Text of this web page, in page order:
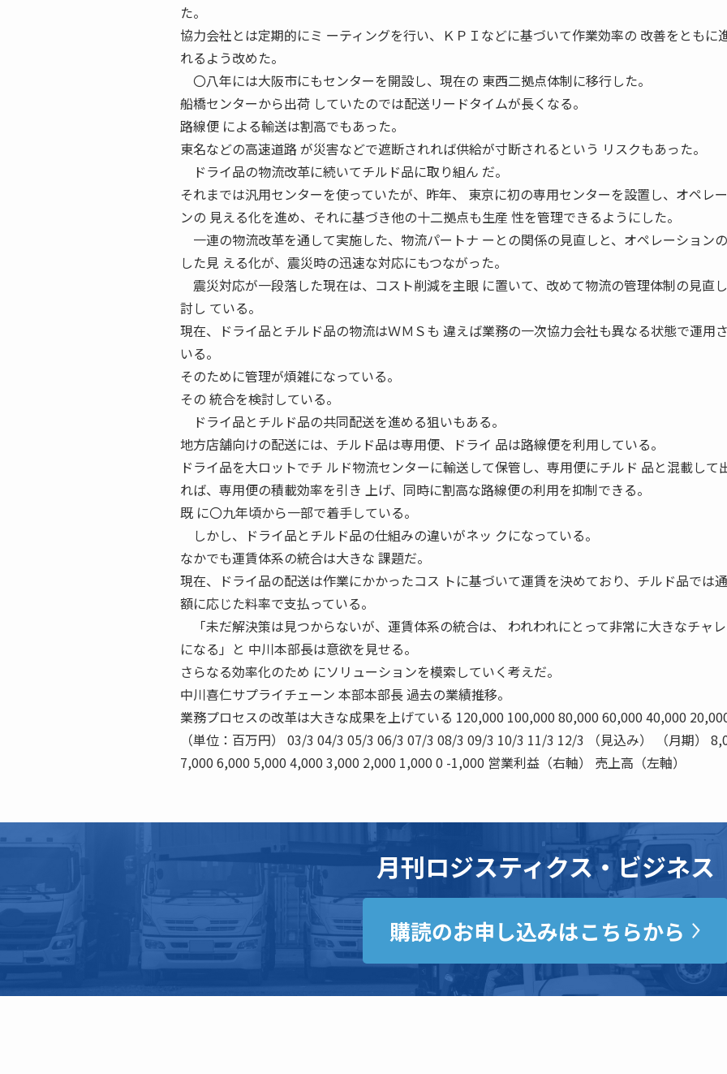
た。
協力会社とは定期的にミ ーティングを行い、ＫＰＩなどに基づいて作業効率の 改善をともに
れるよう改めた。
〇八年には大阪市にもセンターを開設し、現在の 東西二拠点体制に移行した。
船橋センターから出荷 していたのでは配送リードタイムが長くなる。
路線便 による輸送は割高でもあった。
東名などの高速道路 が災害などで遮断されれば供給が寸断されるという リスクもあった。
ドライ品の物流改革に続いてチルド品に取り組ん だ。
それまでは汎用センターを使っていたが、昨年、 東京に初の専用センターを設置し、オペレ
ンの 見える化を進め、それに基づき他の十二拠点も生産 性を管理できるようにした。
一連の物流改革を通して実施した、物流パートナ ーとの関係の見直しと、オペレーション
した見 える化が、震災時の迅速な対応にもつながった。
震災対応が一段落した現在は、コスト削減を主眼 に置いて、改めて物流の管理体制の見直
討し ている。
現在、ドライ品とチルド品の物流はＷＭＳも 違えば業務の一次協力会社も異なる状態で運用
いる。
そのために管理が煩雑になっている。
その 統合を検討している。
ドライ品とチルド品の共同配送を進める狙いもある。
地方店舗向けの配送には、チルド品は専用便、ドライ 品は路線便を利用している。
ドライ品を大ロットでチ ルド物流センターに輸送して保管し、専用便にチルド 品と混載して
れば、専用便の積載効率を引き 上げ、同時に割高な路線便の利用を抑制できる。
既 に〇九年頃から一部で着手している。
しかし、ドライ品とチルド品の仕組みの違いがネッ クになっている。
なかでも運賃体系の統合は大きな 課題だ。
現在、ドライ品の配送は作業にかかったコス トに基づいて運賃を決めており、チルド品では
額に応じた料率で支払っている。
「未だ解決策は見つからないが、運賃体系の統合は、 われわれにとって非常に大きなチャ
になる」と 中川本部長は意欲を見せる。
さらなる効率化のため にソリューションを模索していく考えだ。
中川喜仁サプライチェーン 本部本部長 過去の業績推移。
業務プロセスの改革は大きな成果を上げている 120,000 100,000 80,000 60,000 40,000
（単位：百万円） 03/3 04/3 05/3 06/3 07/3 08/3 09/3 10/3 11/3 12/3 （見込み） （月期）
7,000 6,000 5,000 4,000 3,000 2,000 1,000 0 -1,000 営業利益（右軸） 売上高（左軸）
月刊ロジスティクス・ビジネス
購読のお申し込みはこちらから